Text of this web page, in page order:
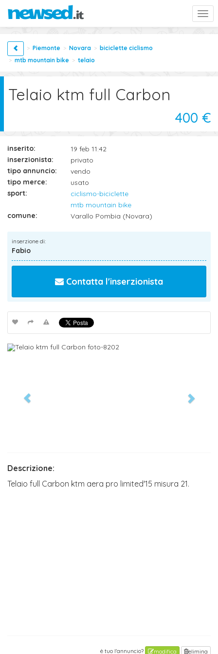
Piemonte Novara
biciclette ciclismo
mtb mountain bike
telaio
Telaio ktm full Carbon
400 €
inserito:
19 feb 11:42
inserzionista:
privato
tipo annuncio:
vendo
tipo merce:
usato
sport:
ciclismo-biciclette
mtb mountain bike
comune:
Varallo Pombia (Novara)
inserzione di:
Fabio
Contatta l'inserzionista
Descrizione:
Telaio full Carbon ktm aera pro limited'15 misura 21.
è tuo l'annuncio? modifica elimina